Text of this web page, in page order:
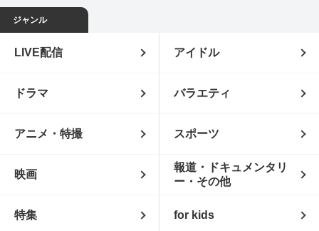
ジャンル
LIVE配信 アイドル
ドラマ バラエティ
アニメ・特撮 スポーツ
映画
報道・ドキュメンタリ
ー・その他
特集 for kids